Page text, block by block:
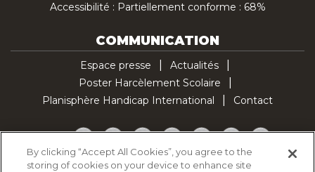
Accessibilité : Partiellement conforme : 68%
COMMUNICATION
Espace presse
Actualités
Poster Harcèlement Scolaire
Planisphère Handicap International
Contact
Facebook
TwitterYouTubePinterestInstagramLinkedInTikTok
By clicking “Accept All Cookies”, you agree to the
storing of cookies on your device to enhance site